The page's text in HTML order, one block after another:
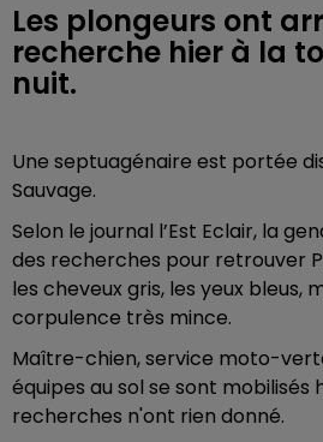
Les plongeurs ont
recherche hier à la
nuit.
Une septuagénaire est portée
Sauvage.
Selon le journal l’Est Eclair, la
des recherches pour retrouver
les cheveux gris, les yeux bleus,
corpulence très mince.
Maître-chien, service moto-
équipes au sol se sont mobilisés
recherches n'ont rien donné.